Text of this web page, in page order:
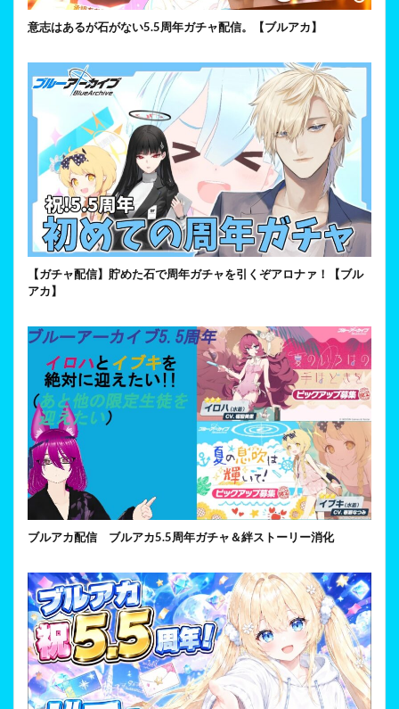
意志はあるが石がない5.5周年ガチャ配信。【ブルアカ】
【ガチャ配信】貯めた石で周年ガチャを引くぞアロナァ！【ブル
アカ】
ブルアカ配信 ブルアカ5.5周年ガチャ＆絆ストーリー消化